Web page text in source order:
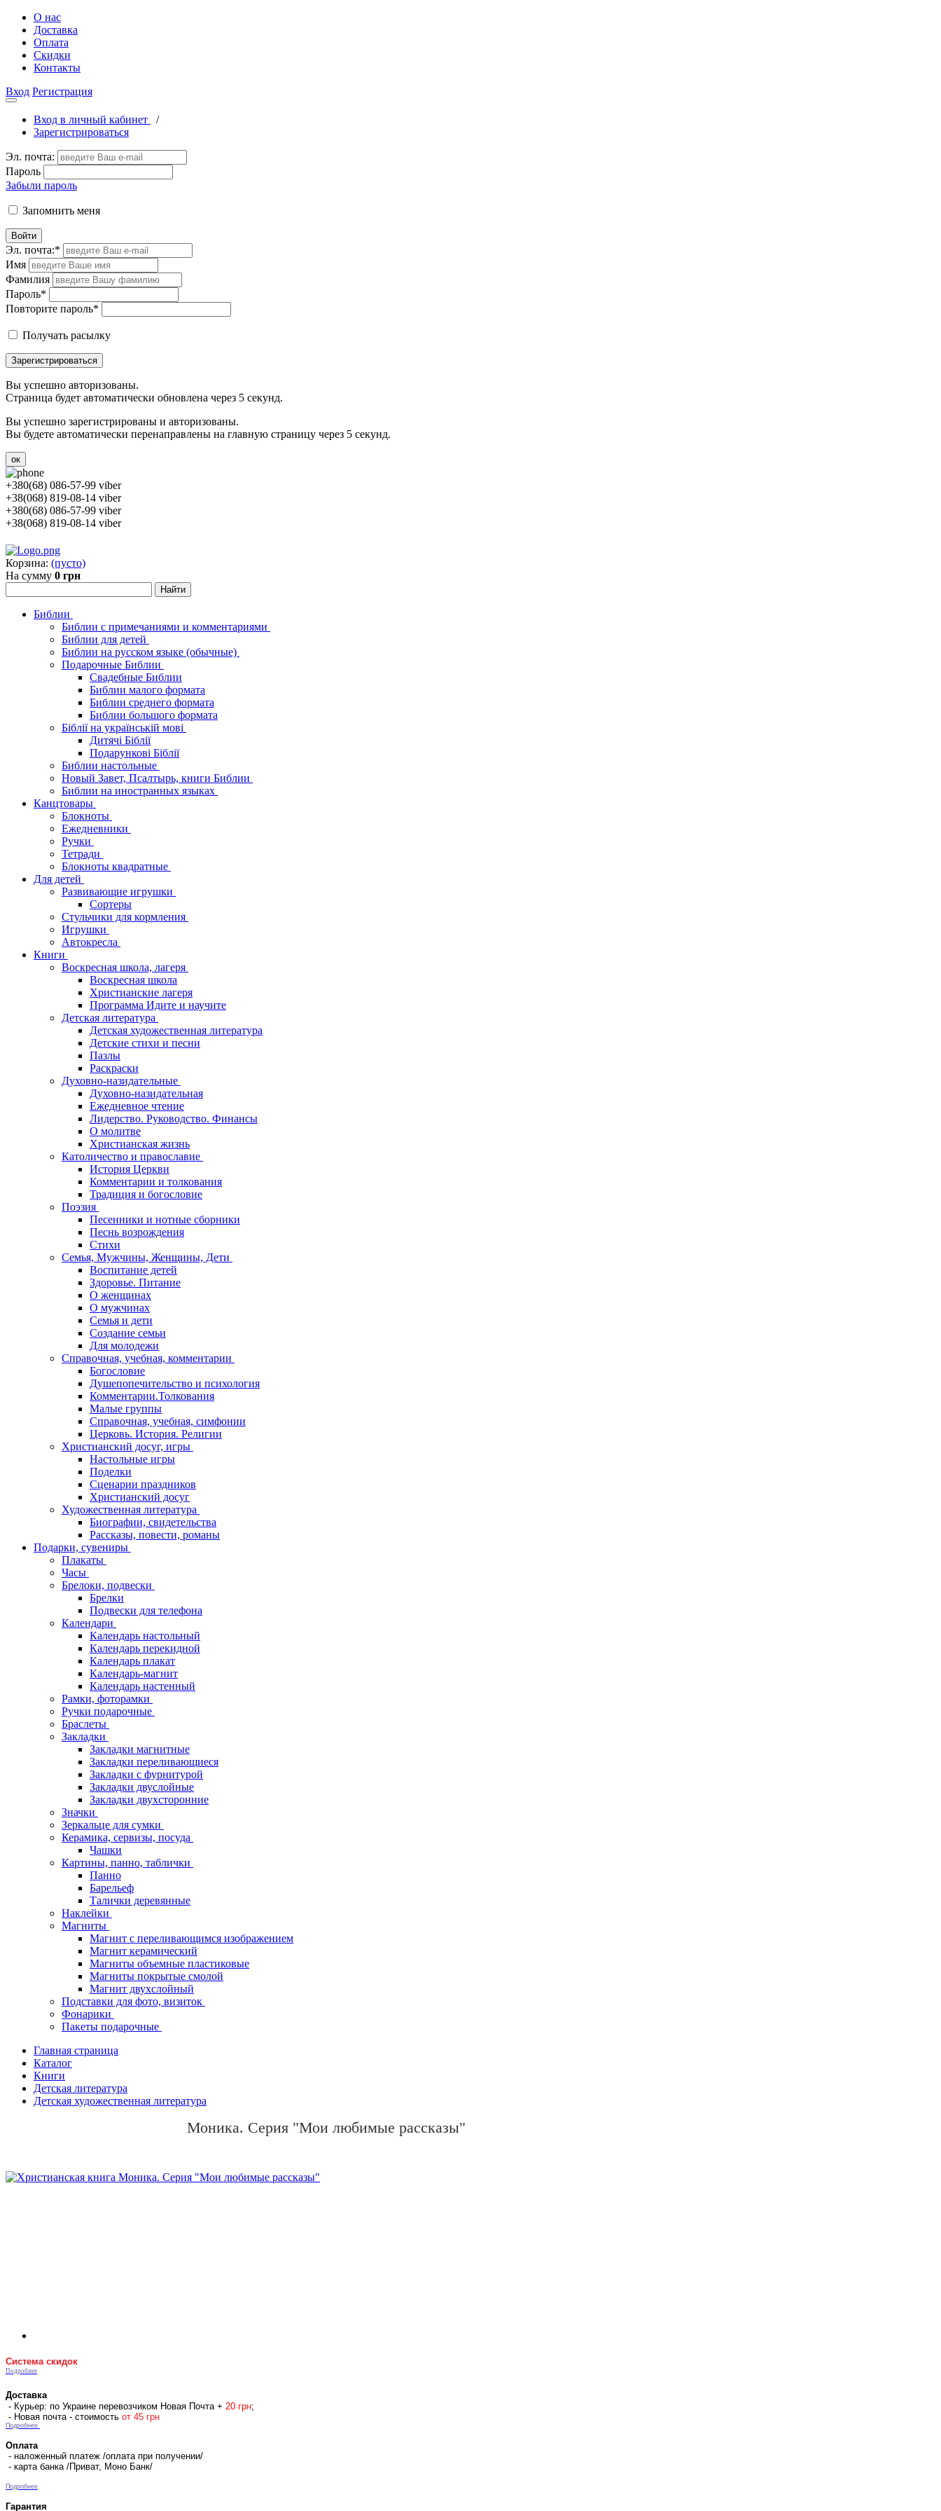
О нас
Доставка
Оплата
Скидки
Контакты
Вход Регистрация
Вход в личный кабинет
/
Зарегистрироваться
Эл. почта:
Пароль
Забыли пароль
Запомнить меня
Войти
Эл. почта:*
Имя
Фамилия
Пароль*
Повторите пароль*
Получать расылку
Зарегистрироваться
Вы успешно авторизованы.
Страница будет автоматически обновлена через 5 секунд.
Вы успешно зарегистрированы и авторизованы.
Вы будете автоматически перенаправлены на главную страницу через 5 секунд.
ок
+380(68) 086-57-99 viber
+38(068) 819-08-14 viber
+380(68) 086-57-99 viber
+38(068) 819-08-14 viber
Корзина: (пусто)
На сумму 0 грн
Библии
Библии с примечаниями и комментариями
Библии для детей
Библии на русском языке (обычные)
Подарочные Библии
Свадебные Библии
Библии малого формата
Библии среднего формата
Библии большого формата
Біблії на українській мові
Дитячі Біблії
Подарункові Біблії
Библии настольные
Новый Завет, Псалтырь, книги Библии
Библии на иностранных языках
Канцтовары
Блокноты
Ежедневники
Ручки
Тетради
Блокноты квадратные
Для детей
Развивающие игрушки
Сортеры
Стульчики для кормления
Игрушки
Автокресла
Книги
Воскресная школа, лагеря
Воскресная школа
Христианские лагеря
Программа Идите и научите
Детская литература
Детская художественная литература
Детские стихи и песни
Пазлы
Раскраски
Духовно-назидательные
Духовно-назидательная
Ежедневное чтение
Лидерство. Руководство. Финансы
О молитве
Христианская жизнь
Католичество и православие
История Церкви
Комментарии и толкования
Традиция и богословие
Поэзия
Песенники и нотные сборники
Песнь возрождения
Стихи
Семья, Мужчины, Женщины, Дети
Воспитание детей
Здоровье. Питание
О женщинах
О мужчинах
Семья и дети
Создание семьи
Для молодежи
Справочная, учебная, комментарии
Богословие
Душепопечительство и психология
Комментарии.Толкования
Малые группы
Справочная, учебная, симфонии
Церковь. История. Религии
Христианский досуг, игры
Настольные игры
Поделки
Сценарии праздников
Христианский досуг
Художественная литература
Биографии, свидетельства
Рассказы, повести, романы
Подарки, сувениры
Плакаты
Часы
Брелоки, подвески
Брелки
Подвески для телефона
Календари
Календарь настольный
Календарь перекидной
Календарь плакат
Календарь-магнит
Календарь настенный
Рамки, фоторамки
Ручки подарочные
Браслеты
Закладки
Закладки магнитные
Закладки переливающиеся
Закладки с фурнитурой
Закладки двуслойные
Закладки двухсторонние
Значки
Зеркальце для сумки
Керамика, сервизы, посуда
Чашки
Картины, панно, таблички
Панно
Барельеф
Талички деревянные
Наклейки
Магниты
Магнит с переливающимся изображением
Магнит керамический
Магниты объемные пластиковые
Магниты покрытые смолой
Магнит двухслойный
Подставки для фото, визиток
Фонарики
Пакеты подарочные
Главная страница
Каталог
Книги
Детская литература
Детская художественная литература
Моника. Серия "Мои любимые рассказы"
Система скидок
Подробнее
Доставка
- Курьер: по Украине перевозчиком Новая Почта + 20 грн;
- Новая почта - стоимость от 45 грн
Подробнее
Оплата
- наложенный платеж /оплата при получении/
- карта банка /Приват, Моно Банк/
Подробнее
Гарантия